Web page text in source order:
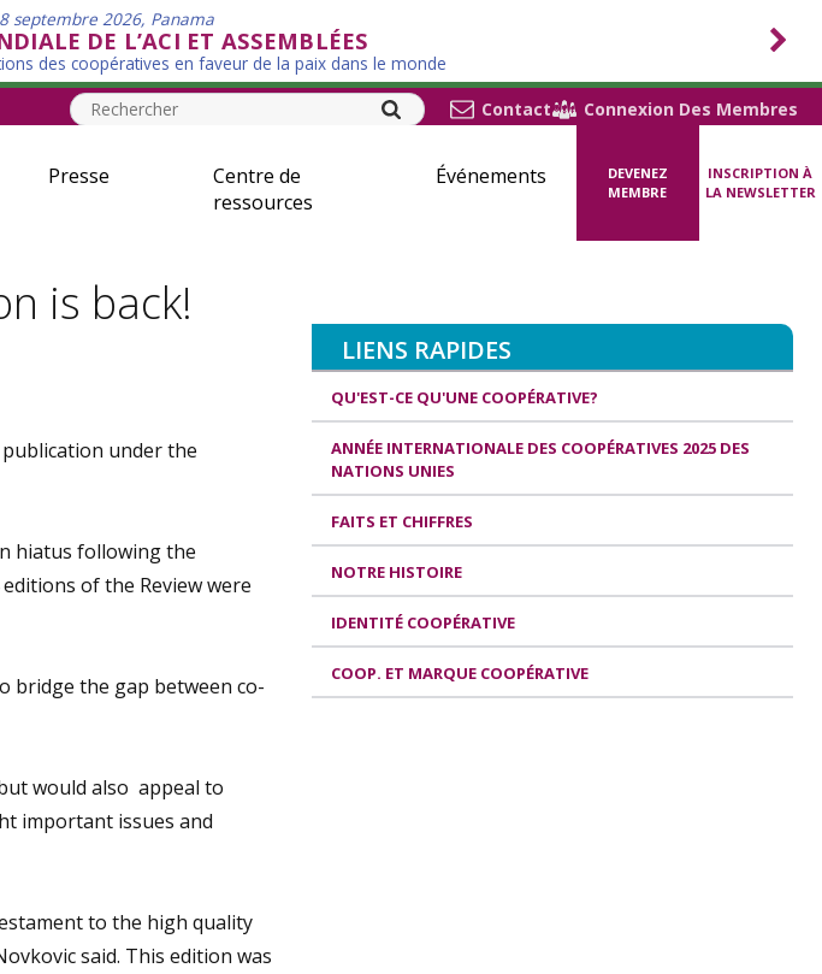
septembre 2026, Panama
DE L’ACI ET ASSEMBLÉES
des coopératives en faveur de la paix dans le monde
Contact Connexion Des Membres
Presse
Centre de
ressources
Événements
DEVENEZ
MEMBRE
INSCRIPTION À
LA NEWSLETTER
is back!
publication under the
hiatus following the
of the Review were
bridge the gap between co-
would also appeal to
important issues and
to the high quality
said. This edition was
LIENS RAPIDES
QU'EST-CE QU'UNE COOPÉRATIVE?
ANNÉE INTERNATIONALE DES COOPÉRATIVES 2025 DES
NATIONS UNIES
FAITS ET CHIFFRES
NOTRE HISTOIRE
IDENTITÉ COOPÉRATIVE
COOP. ET MARQUE COOPÉRATIVE